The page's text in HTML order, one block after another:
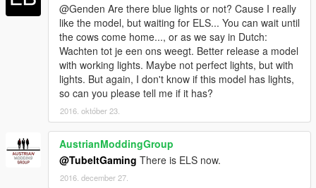
@Genden Are there blue lights or not? Cause I really
like the model, but waiting for ELS... You can wait until
the cows come home..., or as we say in Dutch:
Wachten tot je een ons weegt. Better release a model
with working lights. Maybe not perfect lights, but with
lights. But again, I don't know if this model has lights,
so can you please tell me if it has?
2016. október 23.
AustrianModdingGroup
@TubeItGaming There is ELS now.
2016. december 27.